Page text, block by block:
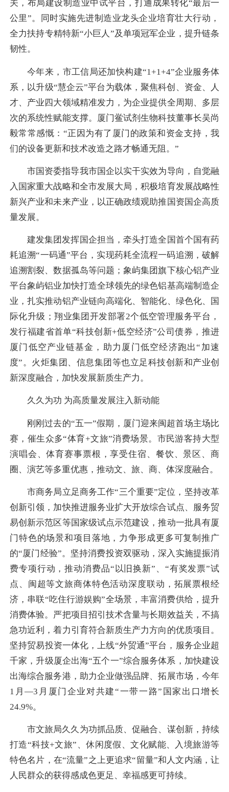
关，布局建设制造业中试平台，打通成果转化“最后一
公里”。同时实施先进制造业龙头企业培育壮大行动，
全力扶持专精特新“小巨人”及单项冠军企业，提升链条
韧性。
今年来，市工信局还加快构建“1+1+4”企业服务体
系，以升级“慧企云”平台为载体，聚焦科创、资金、人
才、产业四大领域精准发力，为企业提供全周期、多层
次的系统性赋能支撑。厦门鲎试剂生物科技董事长吴尚
毅常常感慨：“正因为有了厦门的政策和资金支持，我
们的设备更新和技术改造之路才畅通无阻。”
市国资委指导我市国企以实干实效为导向，自觉融
入国家重大战略和全市发展大局，积极培育发展战略性
新兴产业和未来产业，以正确政绩观助推国资国企高质
量发展。
建发集团发挥国企担当，牵头打造全国首个国有药
耗追溯“一码通”平台，实现药耗全流程一码追溯，破解
追溯割裂、数据孤岛等问题；象屿集团旗下核心铝产业
平台象屿铝业加快打造全球领先的绿色铝基高端制造企
业，扎实推动铝产业链向高端化、智能化、绿色化、国
际化升级；翔业集团开发部署2个低空管理服务平台，
发行福建省首单“科技创新+低空经济”公司债券，推进
厦门低空产业链基金，助力厦门低空经济跑出“加速
度”。火炬集团、信息集团等也立足科技创新和产业创
新深度融合，加快发展新质生产力。
久久为功 为高质量发展注入新动能
刚刚过去的“五一”假期，厦门迎来闽超首场主场比
赛，催生众多“体育+文旅”消费场景。市民游客持大型
演唱会、体育赛事票根，享受住宿、餐饮、景区、商
圈、演艺等多重优惠，推动文、旅、商、体深度融合。
市商务局立足商务工作“三个重要”定位，坚持改革
创新引领，加快推进服务业扩大开放综合试点、服务贸
易创新示范区等国家级试点示范建设，推动一批具有厦
门特色的场景和项目落地，力争形成更多可复制推广
的“厦门经验”。坚持消费投资双驱动，深入实施提振消
费专项行动，推动消费品“以旧换新”、“有奖发票”试
点、闽超等文旅商体特色活动深度联动，拓展票根经
济，串联“吃住行游娱购”全场景，丰富消费供给，提升
消费体验。严把项目招引技术含量与长期效益关，不搞
急功近利，着力引育符合新质生产力方向的优质项目。
坚持贸易投资一体化，上线“外贸通”平台，服务企业超
千家，升级厦企出海“五个一”综合服务体系，加快建设
出海综合服务港，助力企业做强品牌、拓展市场，今年
1月—3月厦门企业对共建“一带一路”国家出口增长
24.9%。
市文旅局久久为功抓品质、促融合、谋创新，持续
打造“科技+文旅”、休闲度假、文化赋能、入境旅游等
特色名片，在“流量”之上更追求“留量”和人文内涵，让
人民群众的获得感成色更足、幸福感更可持续。